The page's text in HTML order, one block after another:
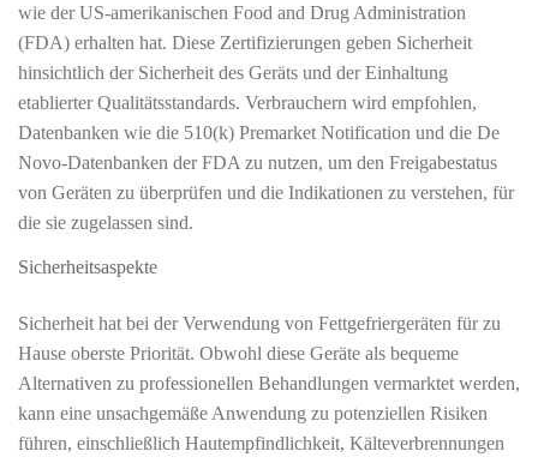
wie der US-amerikanischen Food and Drug Administration
(FDA) erhalten hat. Diese Zertifizierungen geben Sicherheit
hinsichtlich der Sicherheit des Geräts und der Einhaltung
etablierter Qualitätsstandards. Verbrauchern wird empfohlen,
Datenbanken wie die 510(k) Premarket Notification und die De
Novo-Datenbanken der FDA zu nutzen, um den Freigabestatus
von Geräten zu überprüfen und die Indikationen zu verstehen, für
die sie zugelassen sind.
Sicherheitsaspekte
Sicherheit hat bei der Verwendung von Fettgefriergeräten für zu
Hause oberste Priorität. Obwohl diese Geräte als bequeme
Alternativen zu professionellen Behandlungen vermarktet werden,
kann eine unsachgemäße Anwendung zu potenziellen Risiken
führen, einschließlich Hautempfindlichkeit, Kälteverbrennungen